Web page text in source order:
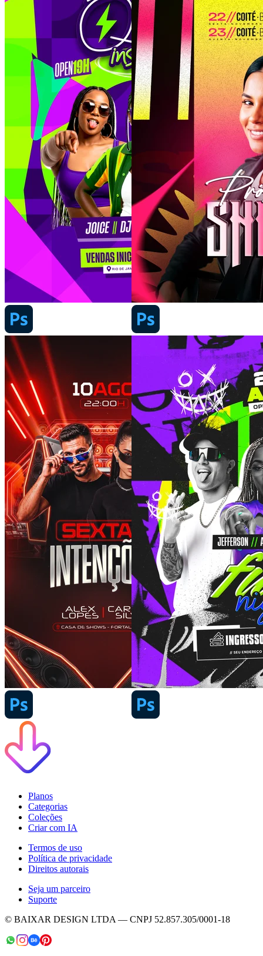
Planos
Categorias
Coleções
Criar com IA
Termos de uso
Política de privacidade
Direitos autorais
Seja um parceiro
Suporte
© BAIXAR DESIGN LTDA — CNPJ 52.857.305/0001-18